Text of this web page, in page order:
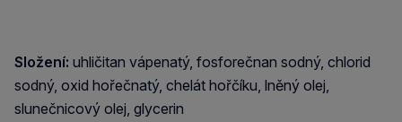
Složení: uhličitan vápenatý, fosforečnan sodný, chlorid
sodný, oxid hořečnatý, chelát hořčíku, lněný olej,
slunečnicový olej, glycerin